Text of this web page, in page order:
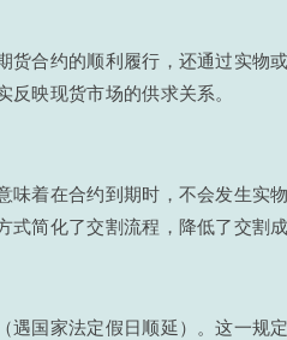
合约的顺利履行，还通过实物
映现货市场的供求关系。
着在合约到期时，不会发生实
简化了交割流程，降低了交割成
国家法定假日顺延）。这一规